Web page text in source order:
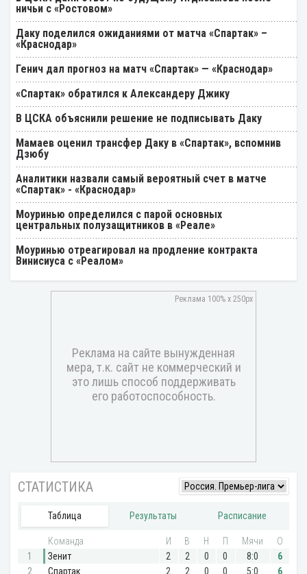
ничьи с «Ростовом»
Даку поделился ожиданиями от матча «Спартак» –
«Краснодар»
Генич дал прогноз на матч «Спартак» — «Краснодар»
«Спартак» обратился к Александеру Джику
В ЦСКА объяснили решение не подписывать Даку
Мамаев оценил трансфер Даку в «Спартак», вспомнив
Дзюбу
Аналитики назвали самый вероятный счет в матче
«Спартак» - «Краснодар»
Моуринью определился с парой основных
центральных полузащитников в «Реале»
Моуринью отреагировал на продление контракта
Винисиуса с «Реалом»